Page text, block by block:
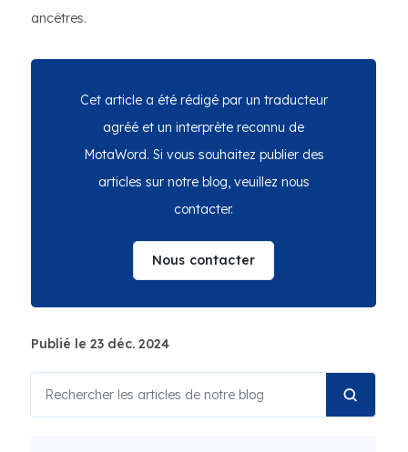
ancêtres.
Cet article a été rédigé par un traducteur
agréé et un interprète reconnu de
MotaWord. Si vous souhaitez publier des
articles sur notre blog, veuillez nous
contacter.
Nous contacter
Publié le 23 déc. 2024